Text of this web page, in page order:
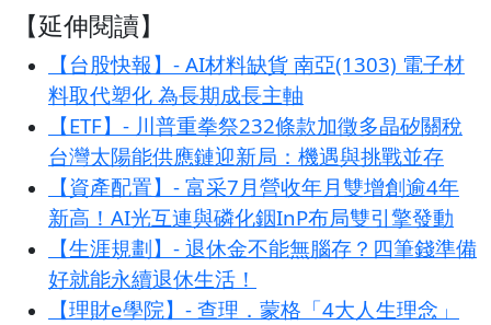
【延伸閱讀】
【台股快報】- AI材料缺貨 南亞(1303) 電子材
料取代塑化 為長期成長主軸
【ETF】- 川普重拳祭232條款加徵多晶矽關稅
台灣太陽能供應鏈迎新局：機遇與挑戰並存
【資產配置】- 富采7月營收年月雙增創逾4年
新高！AI光互連與磷化銦InP布局雙引擎發動
【生涯規劃】- 退休金不能無腦存？四筆錢準備
好就能永續退休生活！
【理財e學院】- 查理．蒙格「4大人生理念」